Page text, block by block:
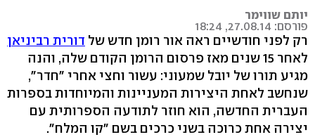
יותם שווימר
פורסם: 27.08.14, 18:24
רק לפני חודשיים ראה אור רומן חדש של דורית רביניאן
לאחר 15 שנים מאז פרסום הרומן הקודם שלה, והנה
מגיע תורו של יובל שמעוני: עשור וחצי אחרי "חדר",
שנחשב לאחת היצירות המעניינות והמיוחדות בספרות
העברית החדשה, הוא חוזר לתודעה הספרותית עם
יצירה אחת כרוכה בשני כרכים בשם "קו המלח".